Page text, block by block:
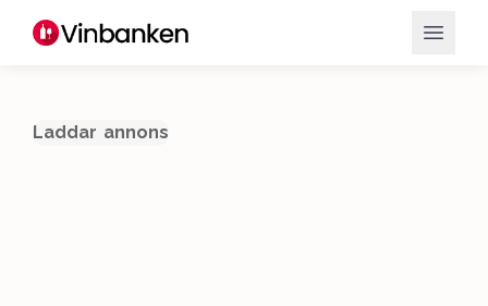
Laddar annons